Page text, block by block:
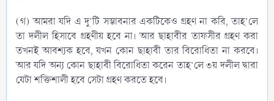
(গ) আমরা যদি এ দু’টি সম্ভাবনার একটিকেও গ্রহণ না করি, তাহ’লে
তা দলীল হিসাবে গ্রহণীয় হবে না। আর ছাহাবীর তাফসীর গ্রহণ করা
তখনই আবশ্যক হবে, যখন কোন ছাহাবী তার বিরোধিতা না করবে।
আর যদি অন্য কোন ছাহাবী বিরোধিতা করেন তাহ’লে ৩য় দলীল দ্বারা
যেটা শক্তিশালী হবে সেটা গ্রহণ করতে হবে।